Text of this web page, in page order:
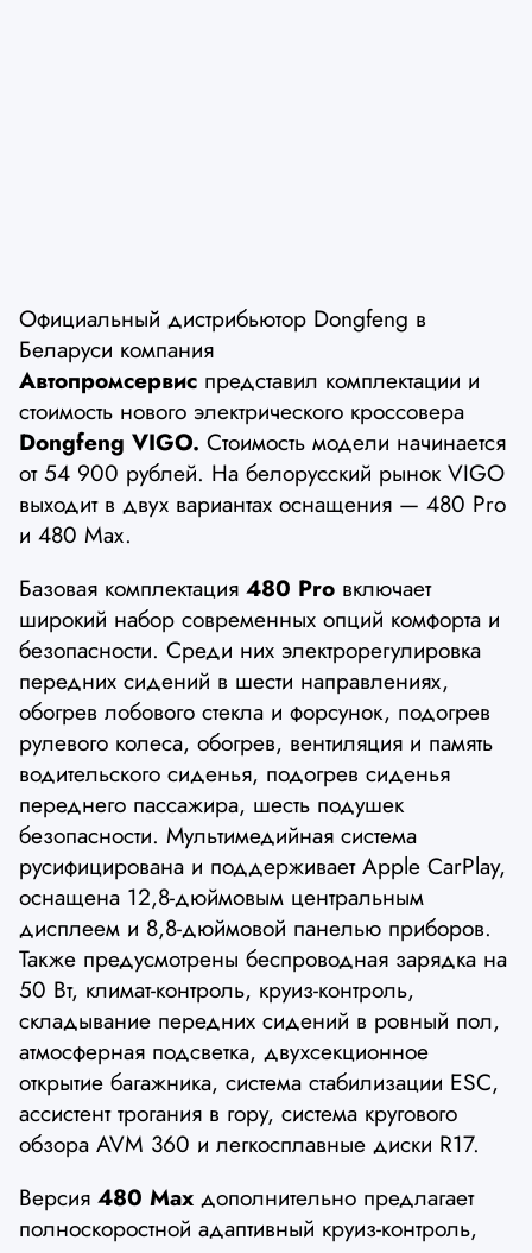
Официальный дистрибьютор Dongfeng в
Беларуси компания
Автопромсервис представил комплектации и
стоимость нового электрического кроссовера
Dongfeng VIGO. Стоимость модели начинается
от 54 900 рублей. На белорусский рынок VIGO
выходит в двух вариантах оснащения — 480 Pro
и 480 Max.
Базовая комплектация 480 Pro включает
широкий набор современных опций комфорта и
безопасности. Среди них электрорегулировка
передних сидений в шести направлениях,
обогрев лобового стекла и форсунок, подогрев
рулевого колеса, обогрев, вентиляция и память
водительского сиденья, подогрев сиденья
переднего пассажира, шесть подушек
безопасности. Мультимедийная система
русифицирована и поддерживает Apple CarPlay,
оснащена 12,8-дюймовым центральным
дисплеем и 8,8-дюймовой панелью приборов.
Также предусмотрены беспроводная зарядка на
50 Вт, климат-контроль, круиз-контроль,
складывание передних сидений в ровный пол,
атмосферная подсветка, двухсекционное
открытие багажника, система стабилизации ESC,
ассистент трогания в гору, система кругового
обзора AVM 360 и легкосплавные диски R17.
Версия 480 Max дополнительно предлагает
полноскоростной адаптивный круиз-контроль,